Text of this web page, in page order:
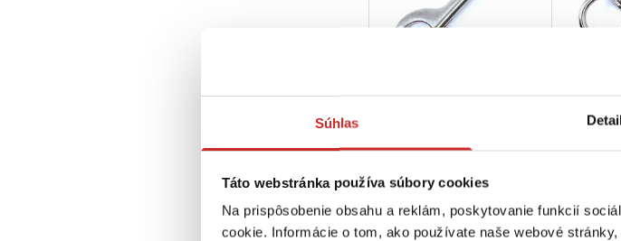
Súhlas
Táto webstránka používa súbory cookies
Na prispôsobenie obsahu a reklám, poskytovanie funkcií
cookie. Informácie o tom, ako používate naše webové
Rozmer (mm): 102 mm
Skladom 7 ks
mm
Skladom